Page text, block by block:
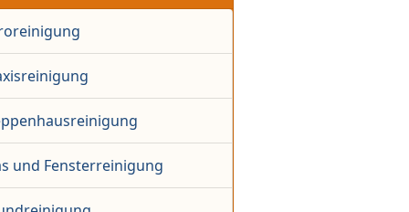
und Fensterreinigung